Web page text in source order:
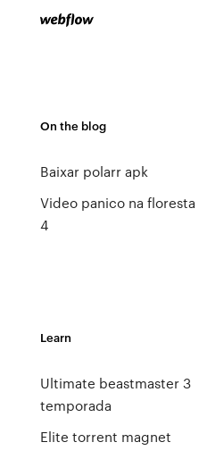
On the blog
Baixar polarr apk
Video panico na floresta
4
Learn
Ultimate beastmaster 3
temporada
Elite torrent magnet